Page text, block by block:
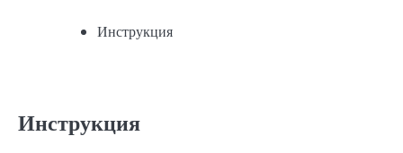
Инструкция
Инструкция